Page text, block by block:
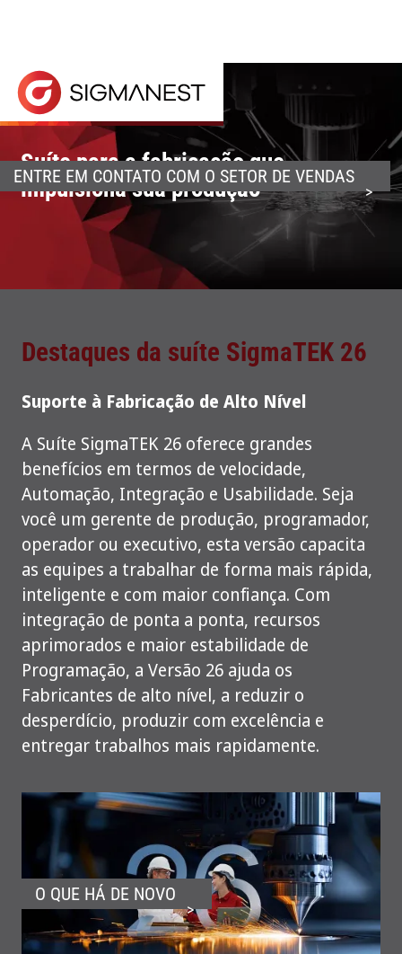
O software de arranjo SigmaNEST CAD/CAM
Suíte para a fabricação que
impulsiona sua produção
ENTRE EM CONTATO COM O SETOR DE VENDAS
Destaques da suíte SigmaTEK 26
Suporte à Fabricação de Alto Nível
A Suíte SigmaTEK 26 oferece grandes
benefícios em termos de velocidade,
Automação, Integração e Usabilidade. Seja
você um gerente de produção, programador,
operador ou executivo, esta versão capacita
as equipes a trabalhar de forma mais rápida,
inteligente e com maior confiança. Com
integração de ponta a ponta, recursos
aprimorados e maior estabilidade de
Programação, a Versão 26 ajuda os
Fabricantes de alto nível, a reduzir o
desperdício, produzir com excelência e
entregar trabalhos mais rapidamente.
O QUE HÁ DE NOVO